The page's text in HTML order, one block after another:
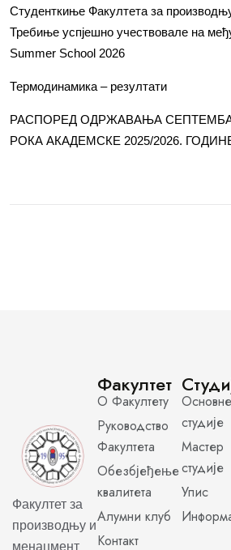
Студенткиње Факултета за
Требиње успјешно учествовале на
Summer School 2026
Термодинамика – резултати
РАСПОРЕД ОДРЖАВАЊА
РОКА АКАДЕМСКЕ 2025/2026.
Факултет за
производњу и
менаџмент
Факултет
О Факултету
Руководство
Факултета
Обезбјеђење
квалитета
Алумни клуб
Контакт
Основне
студије
Мастер
студије
Упис